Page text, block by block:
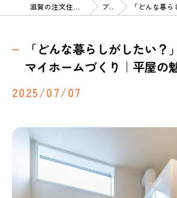
滋賀の注文住宅ならつなぐハウス ブログ 「どんな暮らしがしたい？
「どんな暮らしがしたい？
マイホームづくり｜平屋の
2025/07/07